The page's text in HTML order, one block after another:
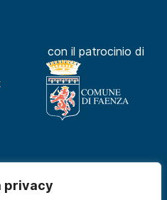
privacy
con il patrocinio di